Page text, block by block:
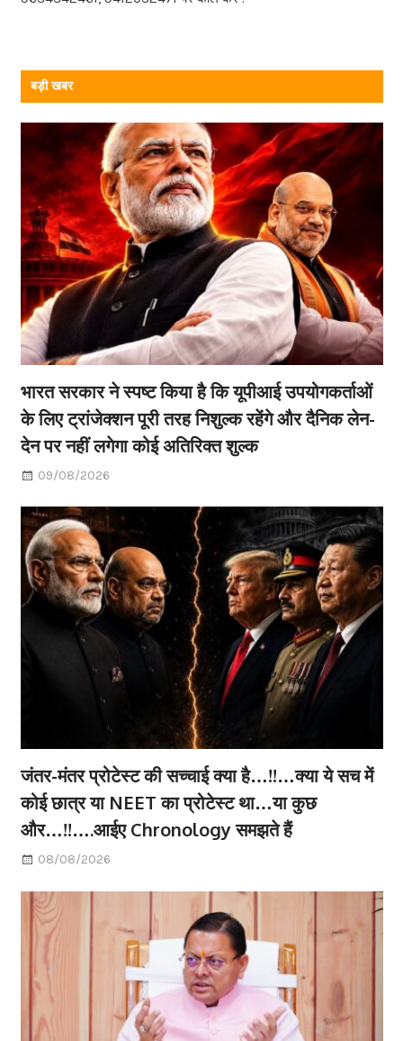
बड़ी खबर
भारत सरकार ने स्पष्ट किया है कि यूपीआई उपयोगकर्ताओं
के लिए ट्रांजेक्शन पूरी तरह निशुल्क रहेंगे और दैनिक लेन-
देन पर नहीं लगेगा कोई अतिरिक्त शुल्क
09/08/2026
जंतर-मंतर प्रोटेस्ट की सच्चाई क्या है…!!…क्या ये सच में
कोई छात्र या NEET का प्रोटेस्ट था…या कुछ
और…!!….आईए Chronology समझते हैं
08/08/2026